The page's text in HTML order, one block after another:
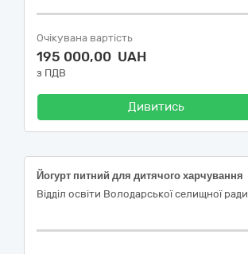
Очікувана вартість
195 000,00 UAH
з ПДВ
Дивитись
Йогурт питний для дитячого харчування
Відділ освіти Володарської селищної ради